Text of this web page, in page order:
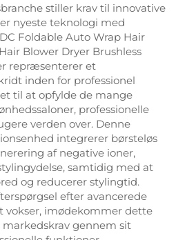
stiller krav til innovative
nyeste teknologi med
Foldable Auto Wrap Hair
Blower Dryer Brushless
repræsenterer et
inden for professionel
til at opfylde de mange
professionelle
verden over. Denne
integrerer børsteløs
af negative ioner,
samtidig med at
og reducerer stylingtid.
efter avancerede
imødekommer dette
gennem sit